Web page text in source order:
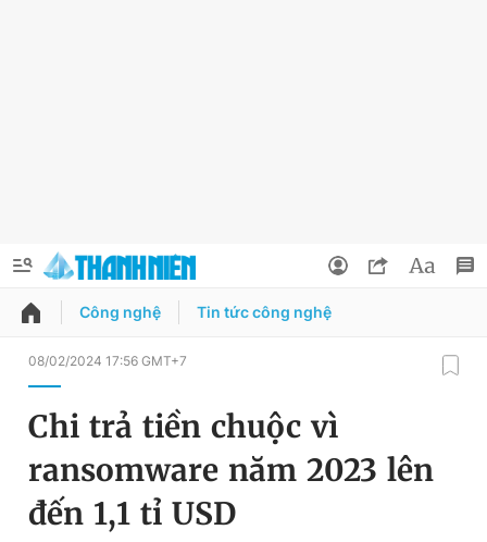
QUẢNG CÁO ĐẶT BÁO
Chuyên mục khác
Đổi mật khẩu
Tin đã lưu
Tin đã xem
Công nghệ Tin tức công nghệ
08/02/2024 17:56 GMT+7
Chi trả tiền chuộc vì
ransomware năm 2023 lên
đến 1,1 tỉ USD